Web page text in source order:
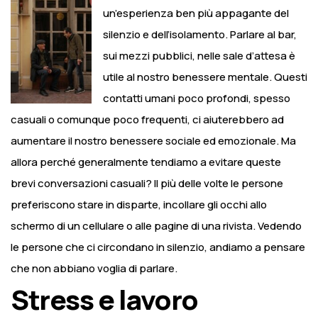
un’esperienza ben più appagante del
silenzio e dell’isolamento.Parlare al bar,
sui mezzi pubblici, nelle sale d’attesa è
utile al nostro benessere mentale.Questi
contatti umani poco profondi, spesso
casuali o comunque poco frequenti, ci aiuterebbero ad
aumentare il nostro benessere sociale ed emozionale.Ma
allora perché generalmente tendiamo a evitare queste
brevi conversazioni casuali? Il più delle volte le persone
preferiscono stare in disparte, incollare gli occhi allo
schermo di un cellulare o alle pagine di una rivista.Vedendo
le persone che ci circondano in silenzio, andiamo a pensare
che non abbiano voglia di parlare.
Stress e lavoro